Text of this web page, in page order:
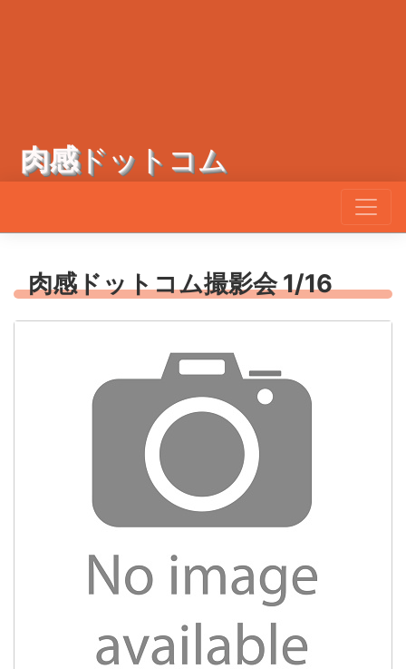
肉感ドットコム
肉感ドットコム撮影会 1/16